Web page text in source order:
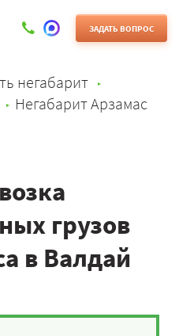
ЗАДАТЬ ВОПРОС
негабарит
Негабарит Арзамас
грузов
в Валдай